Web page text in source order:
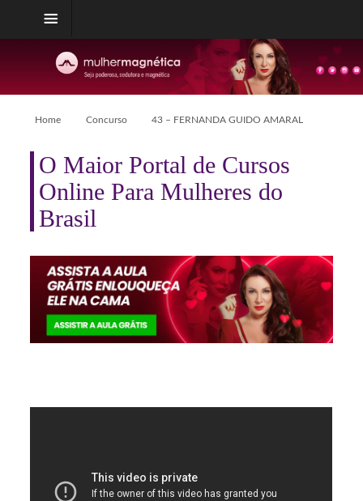
Home Concurso 43 – FERNANDA GUIDO AMARAL
O Maior Portal de Cursos
Online Para Mulheres do
Brasil